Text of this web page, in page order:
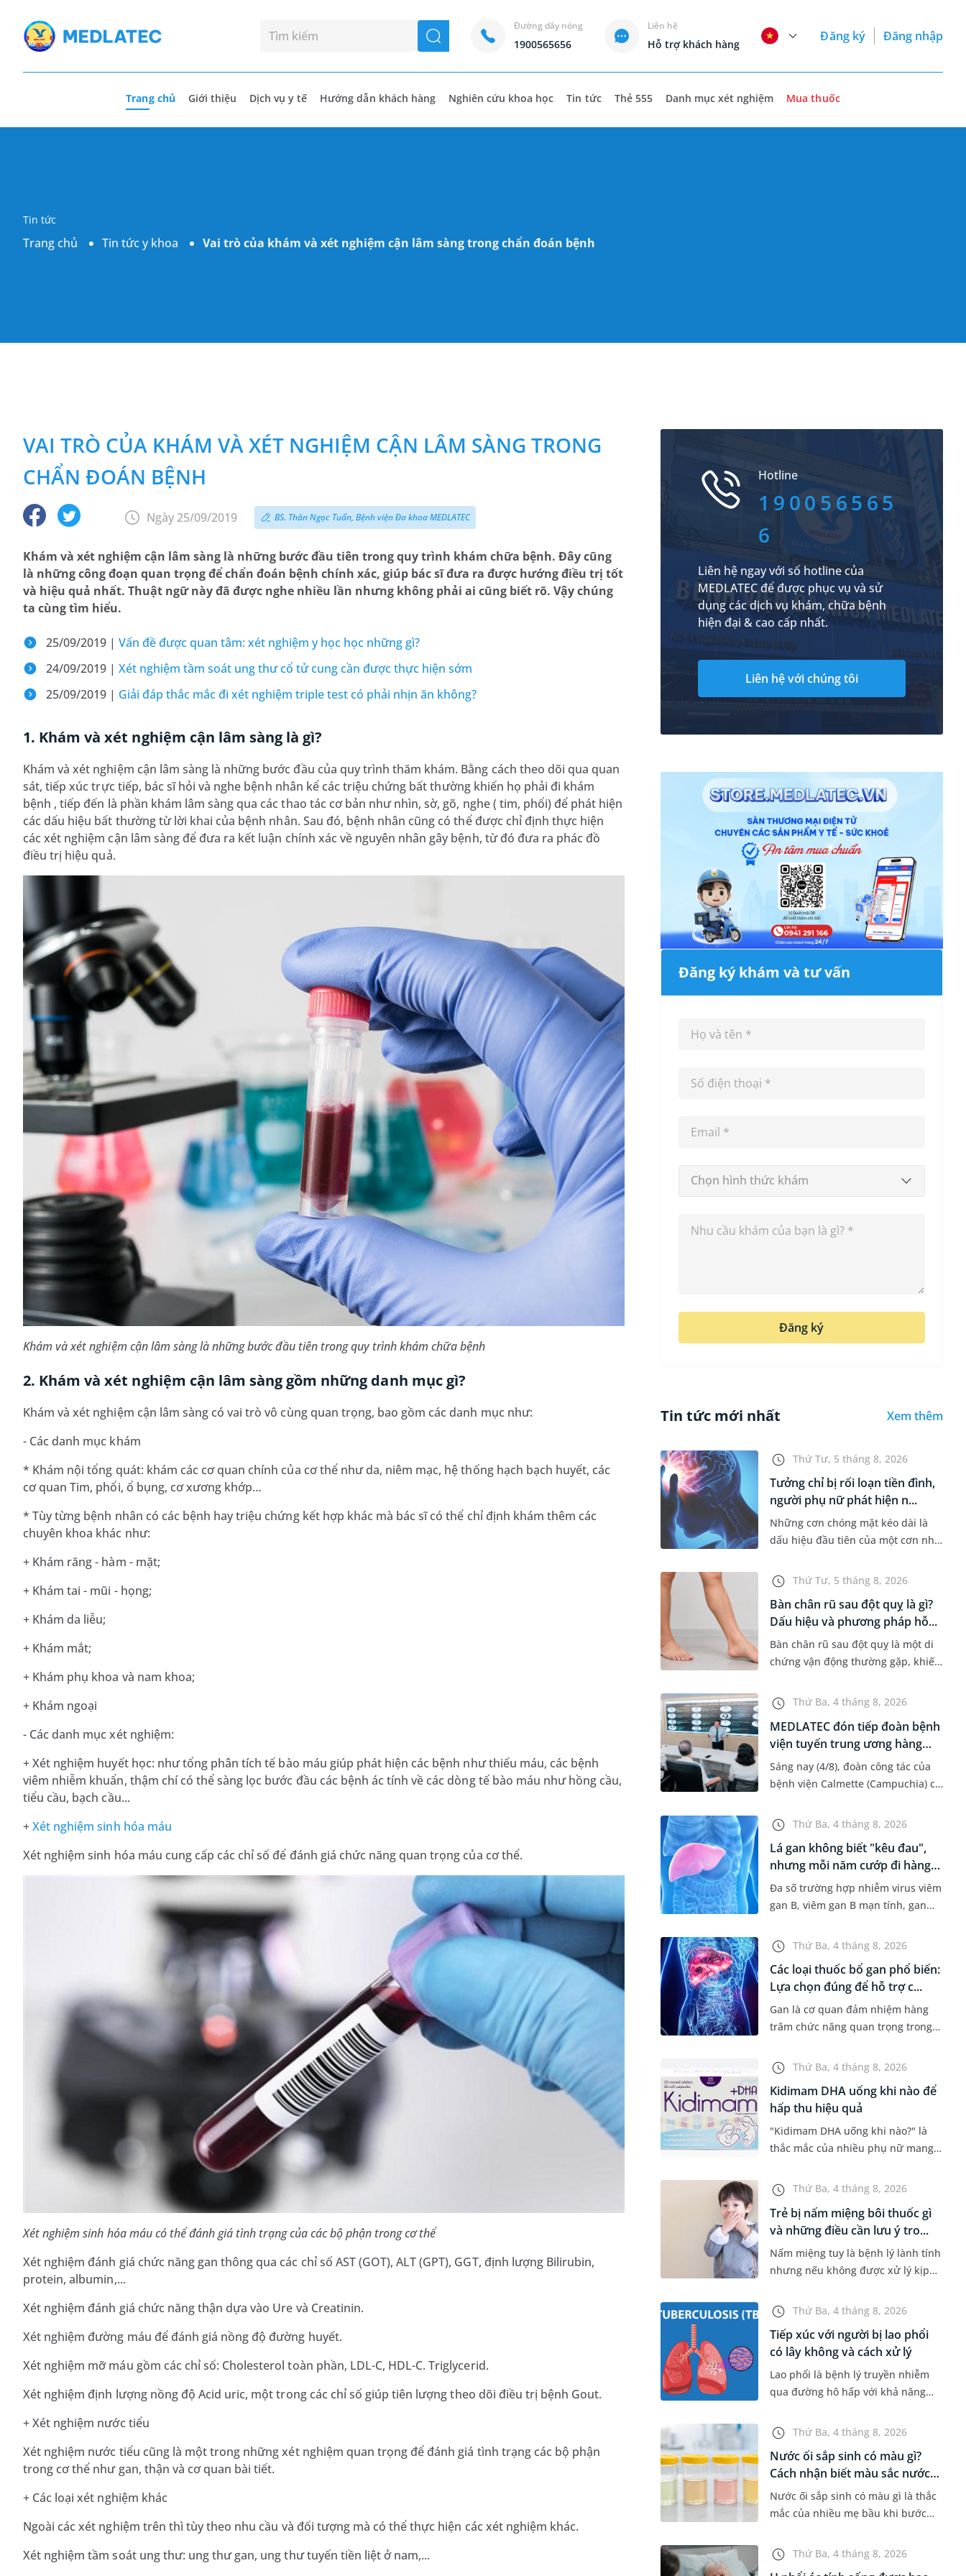
seach
Đường dây nóng
1900565656
Liên hệ
Hỗ trợ khách hàng
Đăng ký Đăng nhập
Trang chủ Giới thiệu Dịch vụ y tế Hướng dẫn khách hàng Nghiên cứu khoa học Tin tức Thẻ 555 Danh mục xét nghiệm Mua thuốc
Tin tức
Trang chủ Tin tức y khoa Vai trò của khám và xét nghiệm cận lâm sàng trong chẩn đoán bệnh
VAI TRÒ CỦA KHÁM VÀ XÉT NGHIỆM CẬN LÂM SÀNG TRONG
CHẨN ĐOÁN BỆNH
Ngày 25/09/2019 BS. Thân Ngọc Tuấn, Bệnh viện Đa khoa MEDLATEC
Khám và xét nghiệm cận lâm sàng là những bước đầu tiên trong quy trình khám chữa bệnh. Đây cũng
là những công đoạn quan trọng để chẩn đoán bệnh chính xác, giúp bác sĩ đưa ra được hướng điều trị tốt
và hiệu quả nhất. Thuật ngữ này đã được nghe nhiều lần nhưng không phải ai cũng biết rõ. Vậy chúng
ta cùng tìm hiểu.
25/09/2019 | Vấn đề được quan tâm: xét nghiệm y học học những gì?
24/09/2019 | Xét nghiệm tầm soát ung thư cổ tử cung cần được thực hiện sớm
25/09/2019 | Giải đáp thắc mắc đi xét nghiệm triple test có phải nhịn ăn không?
1. Khám và xét nghiệm cận lâm sàng là gì?
Khám và xét nghiệm cận lâm sàng là những bước đầu của quy trình thăm khám. Bằng cách theo dõi qua quan
sát, tiếp xúc trực tiếp, bác sĩ hỏi và nghe bệnh nhân kể các triệu chứng bất thường khiến họ phải đi khám
bệnh , tiếp đến là phần khám lâm sàng qua các thao tác cơ bản như nhìn, sờ, gõ, nghe ( tim, phổi) để phát hiện
các dấu hiệu bất thường từ lời khai của bệnh nhân. Sau đó, bệnh nhân cũng có thể được chỉ định thực hiện
các xét nghiệm cận lâm sàng để đưa ra kết luận chính xác về nguyên nhân gây bệnh, từ đó đưa ra phác đồ
điều trị hiệu quả.
Khám và xét nghiệm cận lâm sàng là những bước đầu tiên trong quy trình khám chữa bệnh
2. Khám và xét nghiệm cận lâm sàng gồm những danh mục gì?
Khám và xét nghiệm cận lâm sàng có vai trò vô cùng quan trọng, bao gồm các danh mục như:
- Các danh mục khám
* Khám nội tổng quát: khám các cơ quan chính của cơ thể như da, niêm mạc, hệ thống hạch bạch huyết, các
cơ quan Tim, phổi, ổ bụng, cơ xương khớp…
* Tùy từng bệnh nhân có các bệnh hay triệu chứng kết hợp khác mà bác sĩ có thể chỉ định khám thêm các
chuyên khoa khác như:
+ Khám răng - hàm - mặt;
+ Khám tai - mũi - họng;
+ Khám da liễu;
+ Khám mắt;
+ Khám phụ khoa và nam khoa;
+ Khám ngoại
- Các danh mục xét nghiệm:
+ Xét nghiệm huyết học: như tổng phân tích tế bào máu giúp phát hiện các bệnh như thiếu máu, các bệnh
viêm nhiễm khuẩn, thậm chí có thể sàng lọc bước đầu các bệnh ác tính về các dòng tế bào máu như hồng cầu,
tiểu cầu, bạch cầu...
+Xét nghiệm sinh hóa máu
Xét nghiệm sinh hóa máu cung cấp các chỉ số để đánh giá chức năng quan trọng của cơ thể.
Xét nghiệm sinh hóa máu có thể đánh giá tình trạng của các bộ phận trong cơ thể
Xét nghiệm đánh giá chức năng gan thông qua các chỉ số AST (GOT), ALT (GPT), GGT, định lượng Bilirubin,
protein, albumin,...
Xét nghiệm đánh giá chức năng thận dựa vào Ure và Creatinin.
Xét nghiệm đường máu để đánh giá nồng độ đường huyết.
Xét nghiệm mỡ máu gồm các chỉ số: Cholesterol toàn phần, LDL-C, HDL-C. Triglycerid.
Xét nghiệm định lượng nồng độ Acid uric, một trong các chỉ số giúp tiên lượng theo dõi điều trị bệnh Gout.
+ Xét nghiệm nước tiểu
Xét nghiệm nước tiểu cũng là một trong những xét nghiệm quan trọng để đánh giá tình trạng các bộ phận
trong cơ thể như gan, thận và cơ quan bài tiết.
+ Các loại xét nghiệm khác
Ngoài các xét nghiệm trên thì tùy theo nhu cầu và đối tượng mà có thể thực hiện các xét nghiệm khác.
Xét nghiệm tầm soát ung thư: ung thư gan, ung thư tuyến tiền liệt ở nam,...
Hotline
190056565
6
Liên hệ ngay với số hotline của
MEDLATEC để được phục vụ và sử
dụng các dịch vụ khám, chữa bệnh
hiện đại & cao cấp nhất.
Liên hệ với chúng tôi
Đăng ký khám và tư vấn
Chọn hình thức khám
Đăng ký
Tin tức mới nhất Xem thêm
Thứ Tư, 5 tháng 8, 2026
Tưởng chỉ bị rối loạn tiền đình,
người phụ nữ phát hiện n...
Những cơn chóng mặt kéo dài là
dấu hiệu đầu tiên của một cơn nhồi
hề hay biết. Tại BVĐK MEDLATEC,
chiến lược chẩn đoán chính...
Thứ Tư, 5 tháng 8, 2026
Bàn chân rũ sau đột quỵ là gì?
Dấu hiệu và phương pháp hỗ...
Bàn chân rũ sau đột quỵ là một di
chứng vận động thường gặp, khiến
đi lại, làm tăng nguy cơ vấp ngã và
ảnh hưởng đến khả năn...
Thứ Ba, 4 tháng 8, 2026
MEDLATEC đón tiếp đoàn bệnh
viện tuyến trung ương hàng
đầ...
Sáng nay (4/8), đoàn công tác của
bệnh viện Calmette (Campuchia) có
việc tại Hệ thống Y tế MEDLATEC.
Chuyến thăm quan góp ph...
Thứ Ba, 4 tháng 8, 2026
Lá gan không biết "kêu đau",
nhưng mỗi năm cướp đi hàng
t...
Đa số trường hợp nhiễm virus viêm
gan B, viêm gan B mạn tính, gan
mờ nhạt, hoặc không có dấu hiệu.
Đây có thể là con đường dẫn...
Thứ Ba, 4 tháng 8, 2026
Các loại thuốc bổ gan phổ biến:
Lựa chọn đúng để hỗ trợ c...
Gan là cơ quan đảm nhiệm hàng
trăm chức năng quan trọng trong
thải độc đến tổng hợp các chất cần
thiết cho sự sống. Với mon...
Thứ Ba, 4 tháng 8, 2026
Kidimam DHA uống khi nào để
hấp thu hiệu quả
"Kidimam DHA uống khi nào?" là
thắc mắc của nhiều phụ nữ mang
chọn sản phẩm bổ sung DHA. Bên
cạnh việc chọn đúng sản phẩm,...
Thứ Ba, 4 tháng 8, 2026
Trẻ bị nấm miệng bôi thuốc gì
và những điều cần lưu ý tro...
Nấm miệng tuy là bệnh lý lành tính
nhưng nếu không được xử lý kịp
khóc và bỏ ăn, bỏ bú. Để giúp con
nhanh chóng khỏi bệnh...
Thứ Ba, 4 tháng 8, 2026
Tiếp xúc với người bị lao phổi
có lây không và cách xử lý
Lao phổi là bệnh lý truyền nhiễm
qua đường hô hấp với khả năng
cộng đồng nếu không được kiểm
soát tốt. Vậy khi tiếp xúc với n...
Thứ Ba, 4 tháng 8, 2026
Nước ối sắp sinh có màu gì?
Cách nhận biết màu sắc nước
ố...
Nước ối sắp sinh có màu gì là thắc
mắc của nhiều mẹ bầu khi bước
nhận biết đặc điểm của nước ối khi
vỡ, bao gồm màu sắc, mù...
Thứ Ba, 4 tháng 8, 2026